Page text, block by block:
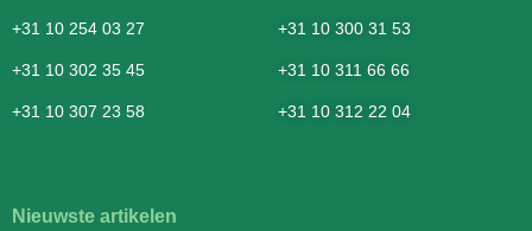
+31 10 254 03 27
+31 10 302 35 45
+31 10 307 23 58
+31 10 300 31 53
+31 10 311 66 66
+31 10 312 22 04
Nieuwste artikelen